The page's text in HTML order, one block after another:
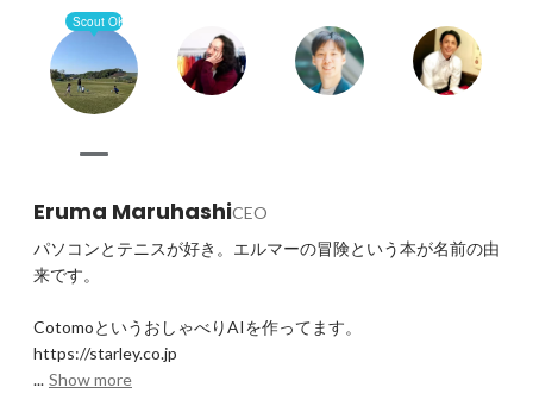
Scout OK
Eruma MaruhashiCEO
パソコンとテニスが好き。エルマーの冒険という本が名前の由
来です。
CotomoというおしゃべりAIを作ってます。
https://starley.co.jp
... Show more